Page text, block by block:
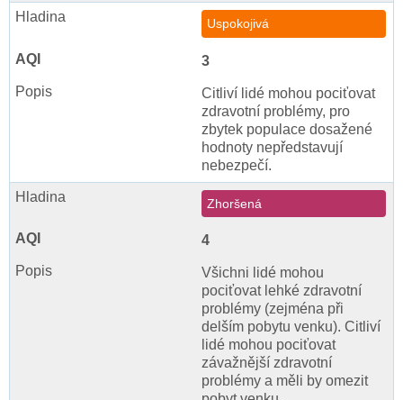
Uspokojivá
3
Citliví lidé mohou pociťovat
zdravotní problémy, pro
zbytek populace dosažené
hodnoty nepředstavují
nebezpečí.
Zhoršená
4
Všichni lidé mohou
pociťovat lehké zdravotní
problémy (zejména při
delším pobytu venku). Citliví
lidé mohou pociťovat
závažnější zdravotní
problémy a měli by omezit